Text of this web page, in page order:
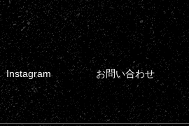
Instagram お問い合わせ